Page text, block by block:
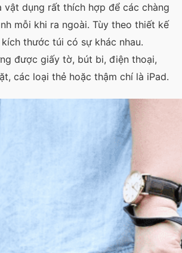
vật dụng rất thích hợp để các chàng
mỗi khi ra ngoài. Tùy theo thiết kế
thước túi có sự khác nhau.
được giấy tờ, bút bi, điện thoại,
các loại thẻ hoặc thậm chí là iPad.